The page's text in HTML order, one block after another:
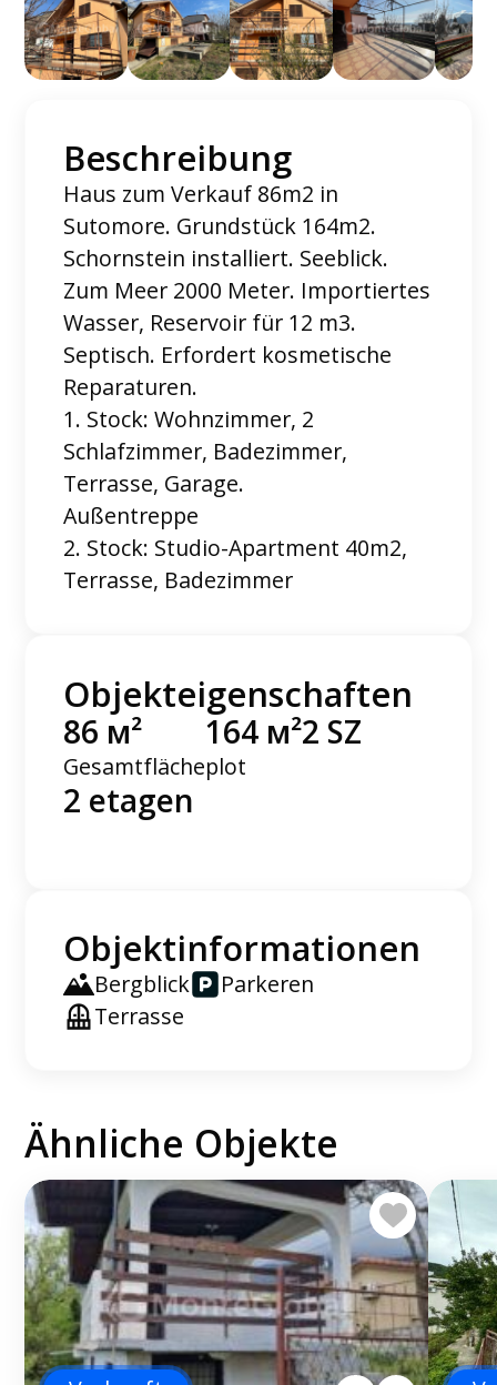
Beschreibung
Haus zum Verkauf 86m2 in
Sutomore. Grundstück 164m2.
Schornstein installiert. Seeblick.
Zum Meer 2000 Meter. Importiertes
Wasser, Reservoir für 12 m3.
Septisch. Erfordert kosmetische
Reparaturen.
1. Stock: Wohnzimmer, 2
Schlafzimmer, Badezimmer,
Terrasse, Garage.
Außentreppe
2. Stock: Studio-Apartment 40m2,
Terrasse, Badezimmer
Objekteigenschaften
86 м²
Gesamtfläche
164 м²
plot
2 SZ
2 etagen
Objektinformationen
Bergblick
Parkeren
Terrasse
Ähnliche Objekte